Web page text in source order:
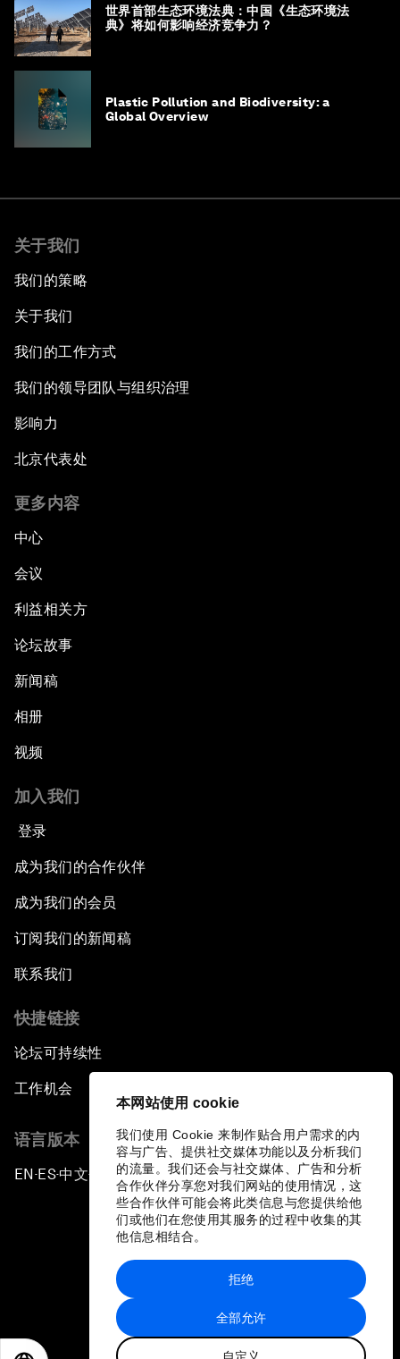
本网站使用 cookie
我们使用 Cookie 来制作贴合用户需求的内
容与广告、提供社交媒体功能以及分析我们
的流量。我们还会与社交媒体、广告和分析
合作伙伴分享您对我们网站的使用情况，这
些合作伙伴可能会将此类信息与您提供给他
们或他们在您使用其服务的过程中收集的其
他信息相结合。
全部允许
自定义
拒绝
世界首部生态环境法典：中国《生态环境法
典》将如何影响经济竞争力？
Plastic Pollution and Biodiversity: a
Global Overview
关于我们
我们的策略
关于我们
我们的工作方式
我们的领导团队与组织治理
影响力
北京代表处
更多内容
中心
会议
利益相关方
论坛故事
新闻稿
相册
视频
加入我们
登录
成为我们的合作伙伴
成为我们的会员
订阅我们的新闻稿
联系我们
快捷链接
论坛可持续性
工作机会
语言版本
EN ▪ ES▪中文▪ 日本語
站点地图